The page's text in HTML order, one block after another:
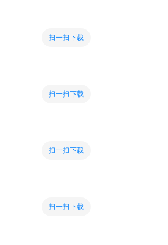
扫一扫下载
扫一扫下载
扫一扫下载
扫一扫下载